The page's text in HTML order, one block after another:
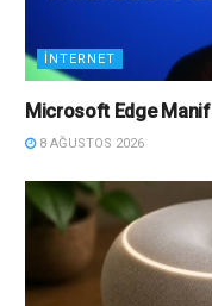
İNTERNET
Microsoft Edge
8 AĞUSTOS 2026